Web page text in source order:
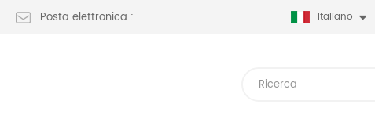
Posta elettronica : Italiano